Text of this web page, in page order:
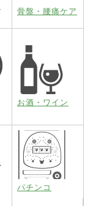
骨盤・腰痛ケア
お酒・ワイン
パチンコ